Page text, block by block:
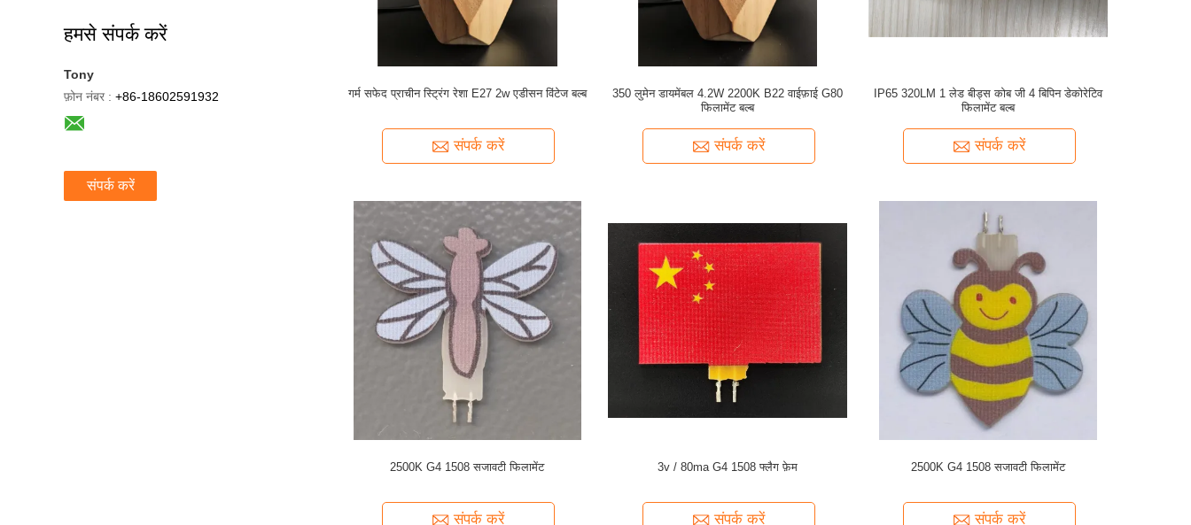
हमसे संपर्क करें
Tony
फ़ोन नंबर : +86-18602591932
संपर्क करें
गर्म सफेद प्राचीन स्ट्रिंग रेशा E27 2w एडीसन विंटेज बल्ब
संपर्क करें
350 लुमेन डायमेंबल 4.2W 2200K B22 वाईफ़ाई G80
फिलामेंट बल्ब
संपर्क करें
IP65 320LM 1 लेड बीड्स कोब जी 4 बिपिन डेकोरेटिव
फिलामेंट बल्ब
संपर्क करें
2500K G4 1508 सजावटी फिलामेंट
संपर्क करें
3v / 80ma G4 1508 फ्लैग फ़ेम
संपर्क करें
2500K G4 1508 सजावटी फिलामेंट
संपर्क करें